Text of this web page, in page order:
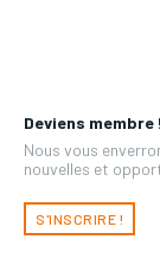
Deviens membre !
Nous vous
nouvelles et
S'INSCRIRE !